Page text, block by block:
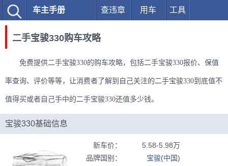
车主手册 查违章 用车 工具
二手宝骏330购车攻略
免费提供二手宝骏330的购车攻略，包括二手宝骏330报价、保值
率查询、评价等等，让消费者了解到自己关注的二手宝骏330到底值不
值得买或者自己手中的二手宝骏330还值多少钱。
宝骏330基础信息
新车价：
5.58-5.98万
品牌国别 ： 宝骏(中国)